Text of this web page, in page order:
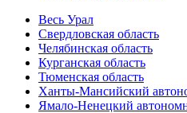
Весь Урал
Свердловская область
Челябинская область
Курганская область
Тюменская область
Ханты-Мансийский
Ямало-Ненецкий